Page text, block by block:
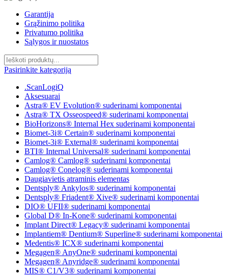
Garantija
Grąžinimo politika
Privatumo politika
Sąlygos ir nuostatos
Pasirinkite kategoriją
.ScanLogiQ
Aksesuarai
Astra® EV Evolution® suderinami komponentai
Astra® TX Osseospeed® suderinami komponentai
BioHorizons® Internal Hex suderinami komponentai
Biomet-3i® Certain® suderinami komponentai
Biomet-3i® External® suderinami komponentai
BTI® Internal Universal® suderinami komponentai
Camlog® Camlog® suderinami komponentai
Camlog® Conelog® suderinami komponentai
Daugiavietis atraminis elementas
Dentsply® Ankylos® suderinami komponentai
Dentsply® Friadent® Xive® suderinami komponentai
DIO® UFII® suderinami komponentai
Global D® In-Kone® suderinami komponentai
Implant Direct® Legacy® suderinami komponentai
Implantiem® Dentium® Superline® suderinami komponentai
Medentis® ICX® suderinami komponentai
Megagen® AnyOne® suderinami komponentai
Megagen® Anyridge® suderinami komponentai
MIS® C1/V3® suderinami komponentai